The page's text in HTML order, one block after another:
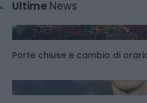
Ultime News
Porte chiuse e cambio di